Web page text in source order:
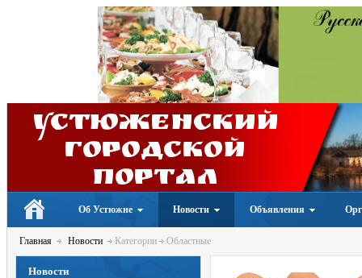
Устюженский
Городской
портал
Об Устюжне Новости Объявления
Главная Новости Категории Областные
Новости